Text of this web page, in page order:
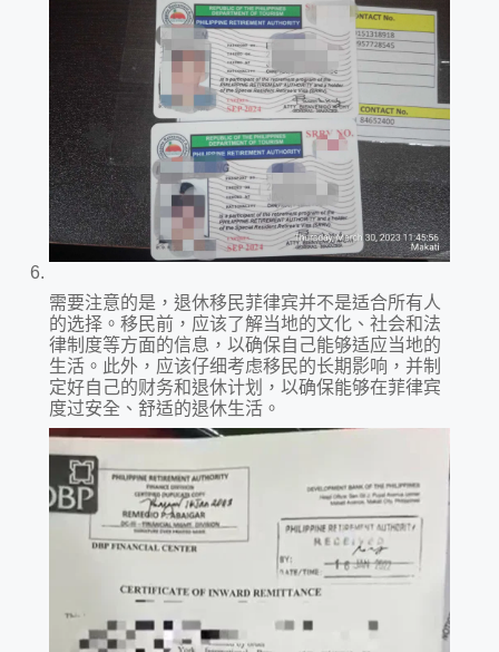
需要注意的是，退休移民菲律宾并不是适合所有人
的选择。移民前，应该了解当地的文化、社会和法
律制度等方面的信息，以确保自己能够适应当地的
生活。此外，应该仔细考虑移民的长期影响，并制
定好自己的财务和退休计划，以确保能够在菲律宾
度过安全、舒适的退休生活。